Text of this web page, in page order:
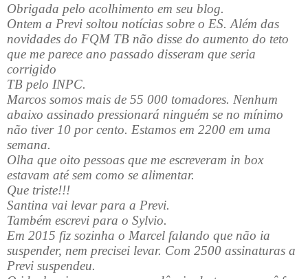
Obrigada pelo acolhimento em seu blog.
Ontem a Previ soltou notícias sobre o ES. Além das
novidades do FQM TB não disse do aumento do teto
que me parece ano passado disseram que seria
corrigido
TB pelo INPC.
Marcos somos mais de 55 000 tomadores. Nenhum
abaixo assinado pressionará ninguém se no mínimo
não tiver 10 por cento. Estamos em 2200 em uma
semana.
Olha que oito pessoas que me escreveram in box
estavam até sem como se alimentar.
Que triste!!!
Santina vai levar para a Previ.
Também escrevi para o Sylvio.
Em 2015 fiz sozinha o Marcel falando que não ia
suspender, nem precisei levar. Com 2500 assinaturas a
Previ suspendeu.